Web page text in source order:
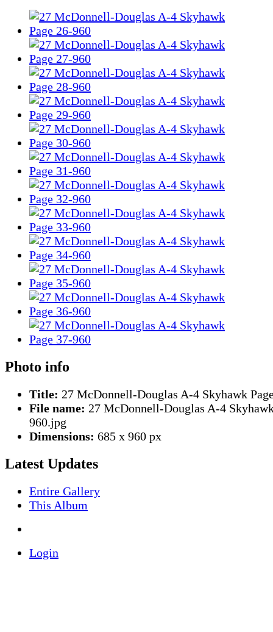
Photo info
Title: 27 McDonnell-Douglas A-4 Skyhawk
File name: 27 McDonnell-Douglas A-4
960.jpg
Dimensions: 685 x 960 px
Latest Updates
Entire Gallery
This Album
Login